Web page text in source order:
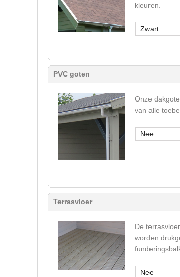
kleuren.
Zwart
PVC goten
Onze
van alle
Nee
Terrasvloer
De
worden
Nee